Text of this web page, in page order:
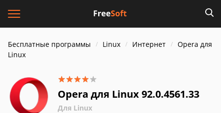
Бесплатные программы Linux Интернет
Opera для
Linux
Opera для Linux 92.0.4561.33
Для Linux